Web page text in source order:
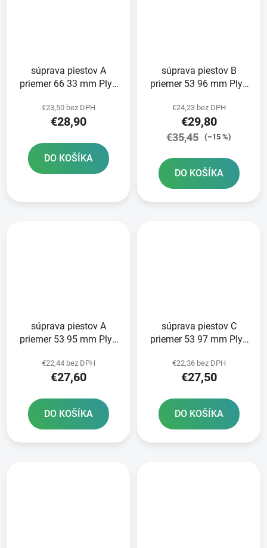
súprava piestov A
priemer 66 33 mm Plyn
€23,50 bez DPH
€28,90
DO KOŠÍKA
súprava piestov B
priemer 53 96 mm Plyn
€24,23 bez DPH
€29,80
€35,45 (–15 %)
DO KOŠÍKA
súprava piestov A
priemer 53 95 mm Plyn
€22,44 bez DPH
€27,60
DO KOŠÍKA
súprava piestov C
priemer 53 97 mm Plyn
€22,36 bez DPH
€27,50
DO KOŠÍKA